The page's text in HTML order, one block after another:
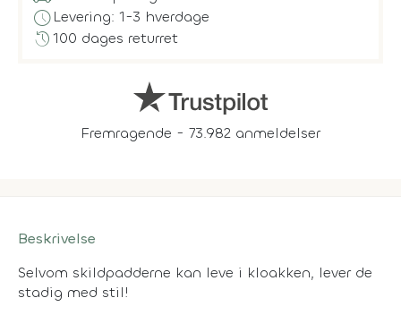
scheduleLevering: 1-3 hverdage
history100 dages returret
Fremragende - 73.982 anmeldelser
Beskrivelse
Selvom skildpadderne kan leve i kloakken, lever de
stadig med stil!